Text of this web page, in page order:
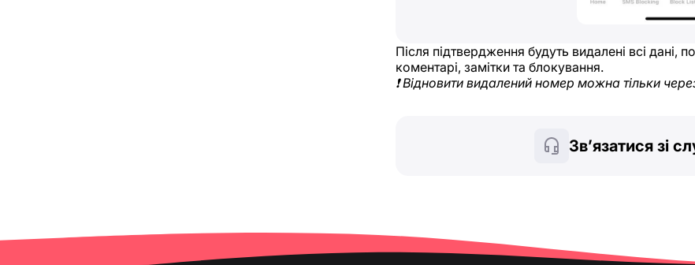
Після підтвердження будуть видалені всі
коментарі, замітки та блокування.
❗ Відновити видалений номер можна тільки
Зв’язатися зі